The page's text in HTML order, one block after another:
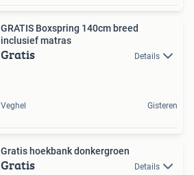
GRATIS Boxspring 140cm breed
inclusief matras
Gratis Details
Veghel Gisteren
Gratis hoekbank donkergroen
Gratis Details